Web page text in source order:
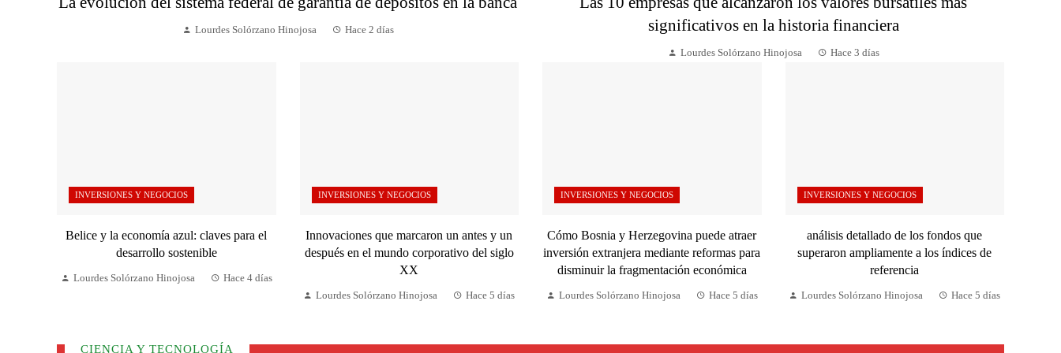
Lourdes Solórzano Hinojosa Hace 2 días
significativos en la historia financiera
Lourdes Solórzano Hinojosa Hace 3 días
INVERSIONES Y NEGOCIOS
Belice y la economía azul: claves para el
desarrollo sostenible
Lourdes Solórzano Hinojosa Hace 4 días
INVERSIONES Y NEGOCIOS
Innovaciones que marcaron un antes y un
después en el mundo corporativo del siglo
XX
Lourdes Solórzano Hinojosa Hace 5 días
INVERSIONES Y NEGOCIOS
Cómo Bosnia y Herzegovina puede atraer
inversión extranjera mediante reformas para
disminuir la fragmentación económica
Lourdes Solórzano Hinojosa Hace 5 días
INVERSIONES Y NEGOCIOS
análisis detallado de los fondos que
superaron ampliamente a los índices de
referencia
Lourdes Solórzano Hinojosa Hace 5 días
CIENCIA Y TECNOLOGÍA